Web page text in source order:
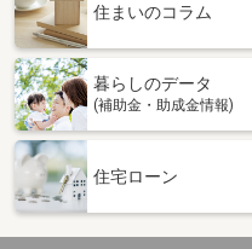
住まいのコラム
暮らしのデータ
(補助金・助成金情報)
住宅ローン